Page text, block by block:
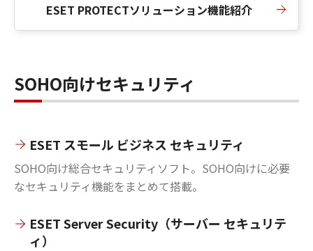
ESET PROTECTソリューション機能紹介
SOHO向けセキュリティ
ESET スモール ビジネス セキュリティ
SOHO向け総合セキュリティソフト。SOHO向けに必要
なセキュリティ機能をまとめて搭載。
ESET Server Security（サーバー セキュリテ
ィ）